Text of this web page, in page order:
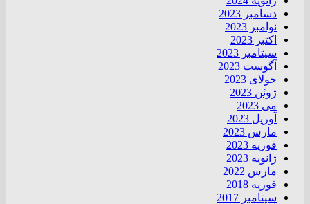
دسامبر 2023
نوامبر 2023
اکتبر 2023
سپتامبر 2023
آگوست 2023
جولای 2023
ژوئن 2023
می 2023
آوریل 2023
مارس 2023
فوریه 2023
ژانویه 2023
مارس 2022
فوریه 2018
سپتامبر 2017